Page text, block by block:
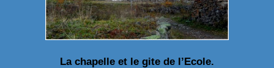
La chapelle et le gite de l’Ecole.